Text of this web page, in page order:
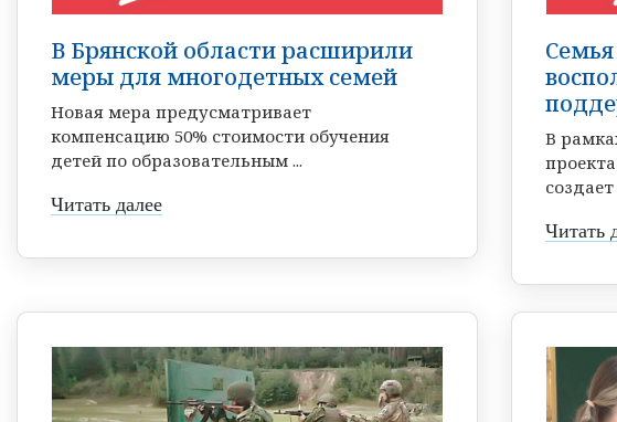
В Брянской области расширили
меры для многодетных семей
Новая мера предусматривает
компенсацию 50% стоимости обучения
детей по образовательным ...
Читать далее
В
Читать